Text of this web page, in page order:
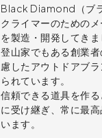
Black Diamond（ブ
クライマーのための
を製造・開発してきま
登山家でもある創業
慮したアウトドアブ
られています。
信頼できる道具を作
に受け継ぎ、常に最
います。